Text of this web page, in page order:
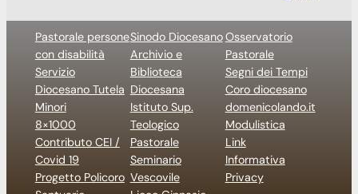
Pastorale persone
con disabilità
Servizio
Diocesano Tutela
Minori
8×1000
Contributo CEI /
Covid 19
Progetto Policoro
Sinodo Diocesano
Archivio e
Biblioteca
Diocesana
Istituto Sup.
Teologico
Pastorale
Seminario
Vescovile
Osservatorio
Pastorale
Segni dei Tempi
Coro diocesano
domenicolando.it
Modulistica
Link
Informativa
Privacy